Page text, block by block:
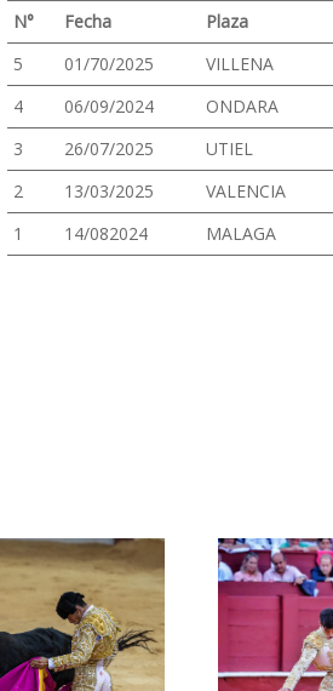
N° Fecha Plaza
5
01/70/2025 VILLENA
4
06/09/2024 ONDARA
3
26/07/2025 UTIEL
2
13/03/2025 VALENCIA
1
14/082024 MALAGA